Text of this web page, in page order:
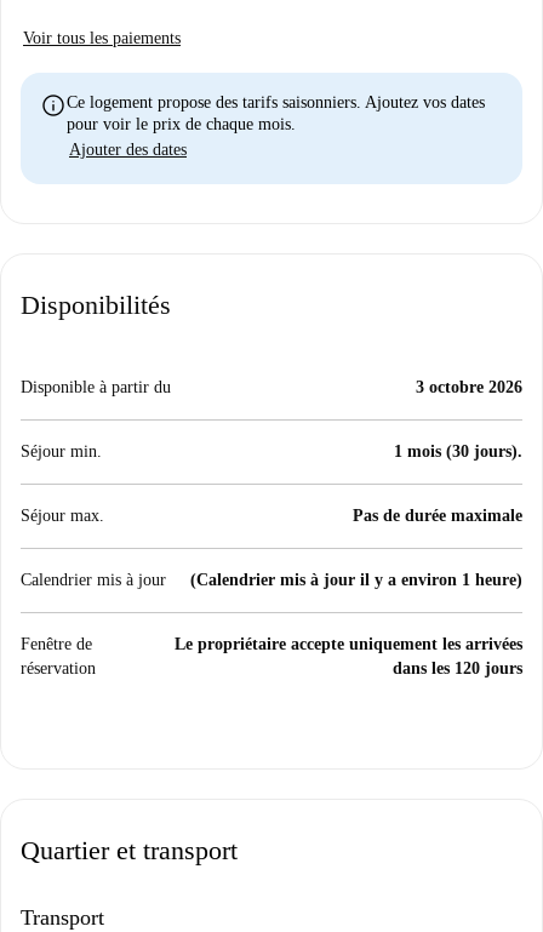
Voir tous les paiements
infoCe logement propose des tarifs saisonniers. Ajoutez vos dates
pour voir le prix de chaque mois.
Ajouter des dates
Disponibilités
Disponible à partir du 3 octobre 2026
Séjour min. 1 mois (30 jours).
Séjour max. Pas de durée maximale
Calendrier mis à jour (Calendrier mis à jour il y a environ 1 heure)
Fenêtre de
réservation
Le propriétaire accepte uniquement les arrivées
dans les 120 jours
Quartier et transport
Transport